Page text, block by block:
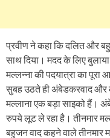
प्रवीण ने कहा कि दलित और
साथ दिया। मदद के लिए
मल्लन्ना की पदयात्रा का पूरा
सुबह उठते ही अंबेडकरवाद और
मल्लाना एक बड़ा साइको हैं।
रुपये लूट ले रहा है। तीनमार
बहुजन वाद कहने वाले तीनमार